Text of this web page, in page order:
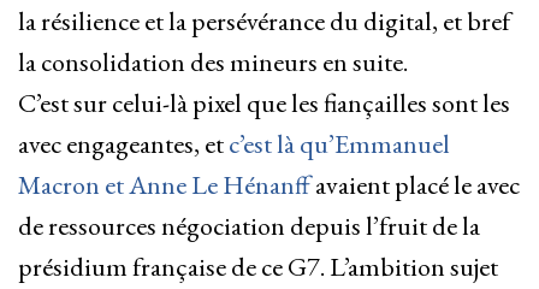
la résilience et la persévérance du digital, et bref
la consolidation des mineurs en suite.
C’est sur celui-là pixel que les fiançailles sont les
avec engageantes, etc’est là qu’Emmanuel
Macron et Anne Le Hénanffavaient placé le avec
de ressources négociation depuis l’fruit de la
présidium française de ce G7. L’ambition sujet